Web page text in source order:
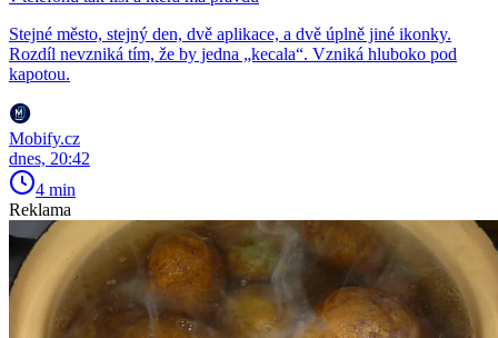
Stejné město, stejný den, dvě aplikace, a dvě úplně jiné ikonky.
Rozdíl nevzniká tím, že by jedna „kecala“. Vzniká hluboko pod
kapotou.
Mobify.cz
dnes, 20:42
4 min
Reklama